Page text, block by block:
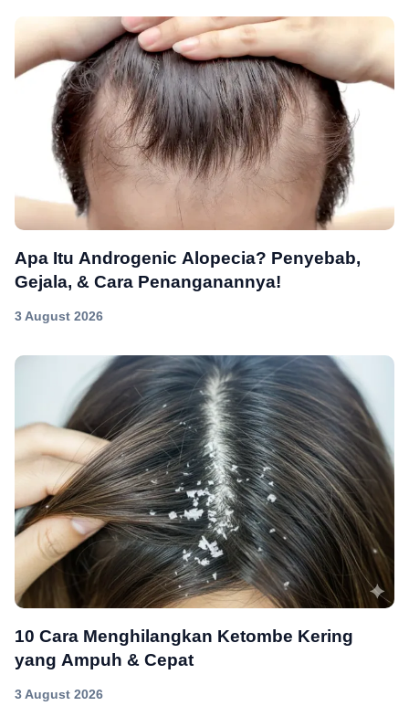
Apa Itu Androgenic Alopecia? Penyebab,
Gejala, & Cara Penanganannya!
3 August 2026
10 Cara Menghilangkan Ketombe Kering
yang Ampuh & Cepat
3 August 2026